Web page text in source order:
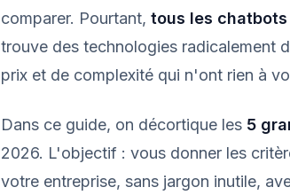
comparer. Pourtant, tous les
trouve des technologies radicalement
prix et de complexité qui n'ont rien à
Dans ce guide, on décortique les 5
2026. L'objectif : vous donner les
votre entreprise, sans jargon inutile,